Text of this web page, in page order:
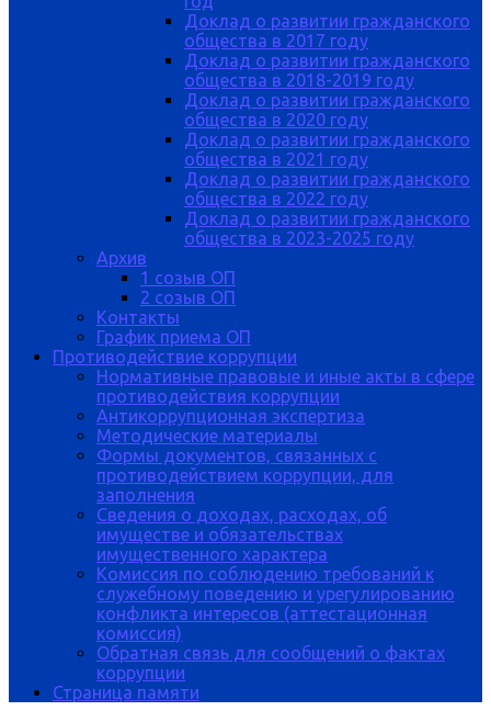
Доклад о развитии гражданского
общества в 2017 году
Доклад о развитии гражданского
общества в 2018-2019 году
Доклад о развитии гражданского
общества в 2020 году
Доклад о развитии гражданского
общества в 2021 году
Доклад о развитии гражданского
общества в 2022 году
Доклад о развитии гражданского
общества в 2023-2025 году
Архив
1 созыв ОП
2 созыв ОП
Контакты
График приема ОП
Противодействие коррупции
Нормативные правовые и иные акты в сфере
противодействия коррупции
Антикоррупционная экспертиза
Методические материалы
Формы документов, связанных с
противодействием коррупции, для
заполнения
Сведения о доходах, расходах, об
имуществе и обязательствах
имущественного характера
Комиссия по соблюдению требований к
служебному поведению и урегулированию
конфликта интересов (аттестационная
комиссия)
Обратная связь для сообщений о фактах
коррупции
Страница памяти